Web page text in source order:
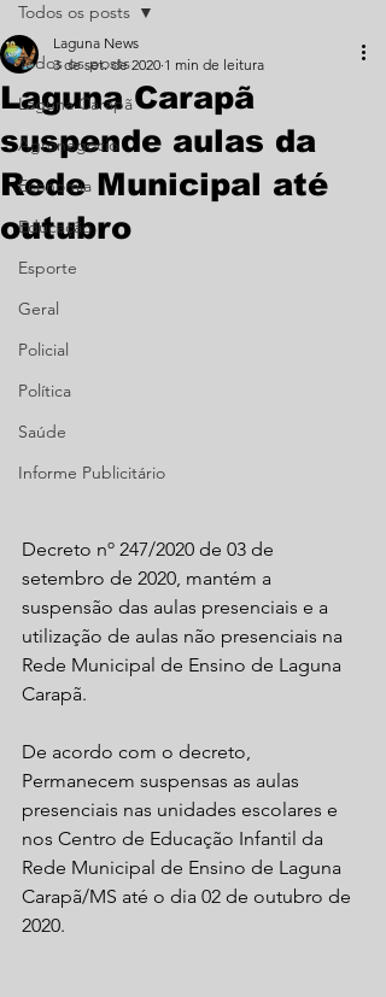
Todos os posts
Laguna Carapã
Agronegócio
Economia
Educação
Esporte
Geral
Policial
Política
Saúde
Informe Publicitário
Todos os posts
Laguna Carapã
suspende aulas da
Rede Municipal até
outubro
Laguna News
3 de set. de 2020 1 min de leitura
Decreto nº 247/2020 de 03 de
setembro de 2020, mantém a
suspensão das aulas presenciais e a
utilização de aulas não presenciais na
Rede Municipal de Ensino de Laguna
Carapã.
De acordo com o decreto,
Permanecem suspensas as aulas
presenciais nas unidades escolares e
nos Centro de Educação Infantil da
Rede Municipal de Ensino de Laguna
Carapã/MS até o dia 02 de outubro de
2020.